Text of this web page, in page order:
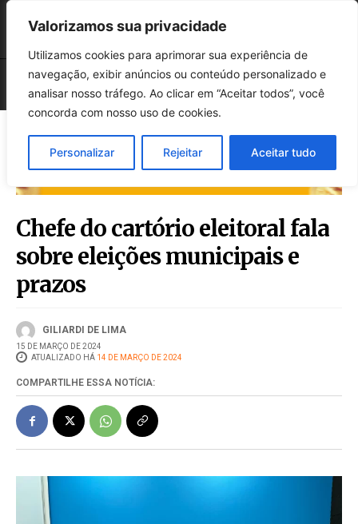
Valorizamos sua privacidade
Utilizamos cookies para aprimorar sua experiência de
navegação, exibir anúncios ou conteúdo personalizado e
analisar nosso tráfego. Ao clicar em “Aceitar todos”, você
concorda com nosso uso de cookies.
Personalizar Rejeitar Aceitar tudo
Chefe do cartório eleitoral fala
sobre eleições municipais e
prazos
GILIARDI DE LIMA
15 DE MARÇO DE 2024
ATUALIZADO HÁ 14 DE MARÇO DE 2024
COMPARTILHE ESSA NOTÍCIA: